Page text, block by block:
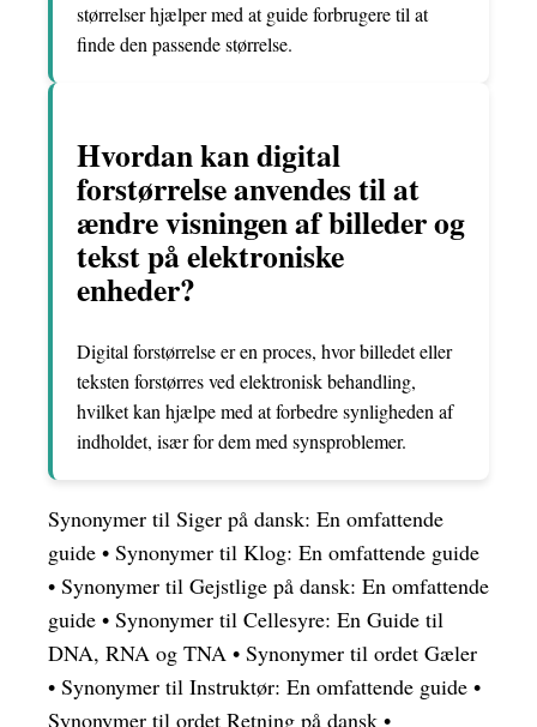
størrelser hjælper med at guide forbrugere til at
finde den passende størrelse.
Hvordan kan digital
forstørrelse anvendes til at
ændre visningen af billeder og
tekst på elektroniske
enheder?
Digital forstørrelse er en proces, hvor billedet eller
teksten forstørres ved elektronisk behandling,
hvilket kan hjælpe med at forbedre synligheden af
indholdet, især for dem med synsproblemer.
Synonymer til Siger på dansk: En omfattende
guide • Synonymer til Klog: En omfattende guide
• Synonymer til Gejstlige på dansk: En omfattende
guide • Synonymer til Cellesyre: En Guide til
DNA, RNA og TNA • Synonymer til ordet Gæler
• Synonymer til Instruktør: En omfattende guide •
Synonymer til ordet Retning på dansk •